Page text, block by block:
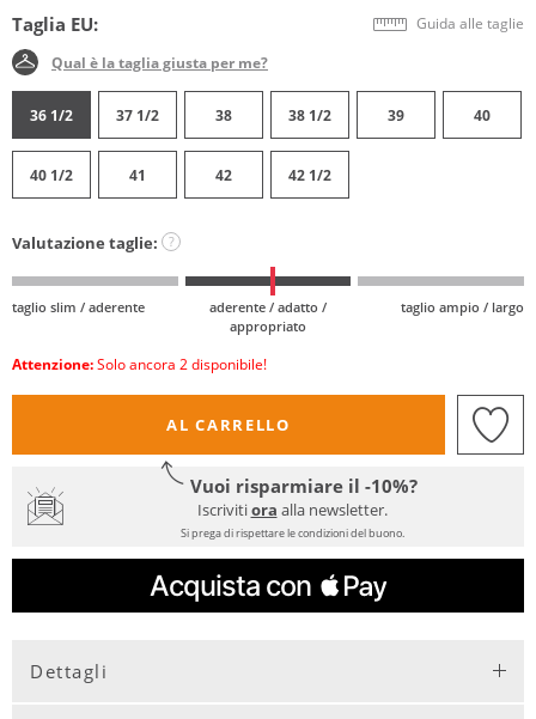
Taglia EU: Guida alle taglie
Qual è la taglia giusta per me?
36 1/2 37 1/2 38 38 1/2 39 40
40 1/2 41 42 42 1/2
Valutazione taglie: ?
taglio slim / aderente
aderente / adatto /
appropriato
taglio ampio / largo
Attenzione: Solo ancora 2 disponibile!
AL CARRELLO
Vuoi risparmiare il -10%?
Iscrivitiora alla newsletter.
Si prega di rispettare le condizioni del buono.
Dettagli